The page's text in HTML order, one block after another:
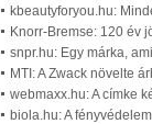
kbeautyforyou.hu:
Knorr-Bremse: 120 év
snpr.hu: Egy márka,
MTI: A Zwack növelte
webmaxx.hu: A címke
biola.hu: A